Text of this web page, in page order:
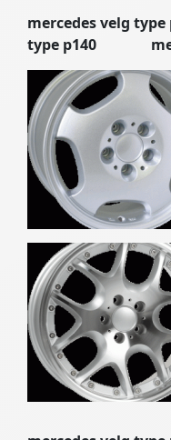
mercedes velg
type p140